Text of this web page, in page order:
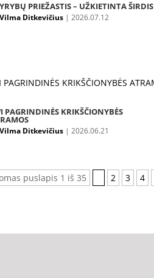
PRIEŽASTIS – UŽKIETINTA ŠIRDIS
Vilma Ditkevičius |2026.07.12
PAGRINDINĖS KRIKŠČIONYBĖS
Vilma Ditkevičius |2026.06.21
puslapis 1 iš 35 2 3 4